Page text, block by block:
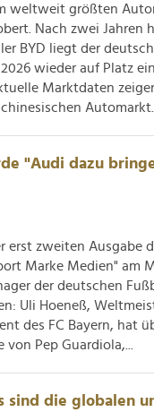
weltweit größten
Nach zwei Jahren
BYD liegt der
wieder auf Platz
Marktdaten
Automarkt....
"Audi dazu
erst zweiten Ausgabe
Marke Medien" am
der deutschen
Uli Hoeneß,
des FC Bayern, hat
Pep Guardiola,...
sind die globalen